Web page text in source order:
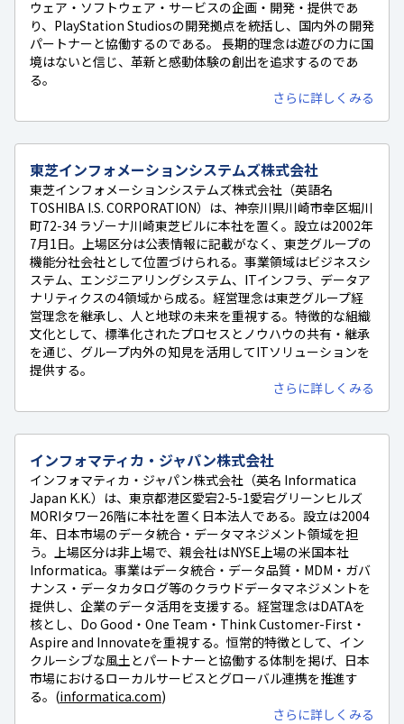
ウェア・ソフトウェア・サービスの企画・開発・提供であ
り、PlayStation Studiosの開発拠点を統括し、国内外の開発
パートナーと協働するのである。 長期的理念は遊びの力に国
境はないと信じ、革新と感動体験の創出を追求するのであ
る。
さらに詳しくみる
東芝インフォメーションシステムズ株式会社
東芝インフォメーションシステムズ株式会社（英語名
TOSHIBA I.S. CORPORATION）は、神奈川県川崎市幸区堀川
町72-34 ラゾーナ川崎東芝ビルに本社を置く。設立は2002年
7月1日。上場区分は公表情報に記載がなく、東芝グループの
機能分社会社として位置づけられる。事業領域はビジネスシ
ステム、エンジニアリングシステム、ITインフラ、データア
ナリティクスの4領域から成る。経営理念は東芝グループ経
営理念を継承し、人と地球の未来を重視する。特徴的な組織
文化として、標準化されたプロセスとノウハウの共有・継承
を通じ、グループ内外の知見を活用してITソリューションを
提供する。
さらに詳しくみる
インフォマティカ・ジャパン株式会社
インフォマティカ・ジャパン株式会社（英名 Informatica
Japan K.K.）は、東京都港区愛宕2-5-1愛宕グリーンヒルズ
MORIタワー26階に本社を置く日本法人である。設立は2004
年、日本市場のデータ統合・データマネジメント領域を担
う。上場区分は非上場で、親会社はNYSE上場の米国本社
Informatica。事業はデータ統合・データ品質・MDM・ガバ
ナンス・データカタログ等のクラウドデータマネジメントを
提供し、企業のデータ活用を支援する。経営理念はDATAを
核とし、Do Good・One Team・Think Customer-First・
Aspire and Innovateを重視する。恒常的特徴として、イン
クルーシブな風土とパートナーと協働する体制を掲げ、日本
市場におけるローカルサービスとグローバル連携を推進す
る。(informatica.com)
さらに詳しくみる